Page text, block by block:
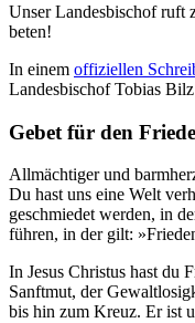
Unser Landesbischof ruft
beten!
In einem offiziellen
Landesbischof Tobias
Gebet für den
Allmächtiger und
Du hast uns eine Welt
geschmiedet werden, in
führen, in der gilt:
In Jesus Christus hast du
Sanftmut, der
bis hin zum Kreuz. Er ist